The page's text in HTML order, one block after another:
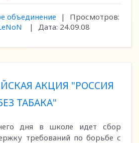
объединение |
Просмотров:
| Дата: 24.09.08
АКЦИЯ "РОССИЯ
ТАБАКА"
дня в школе идет сбор
требований по борьбе с